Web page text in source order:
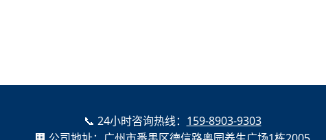
📞 24小时咨询热线： 159-8903-9303